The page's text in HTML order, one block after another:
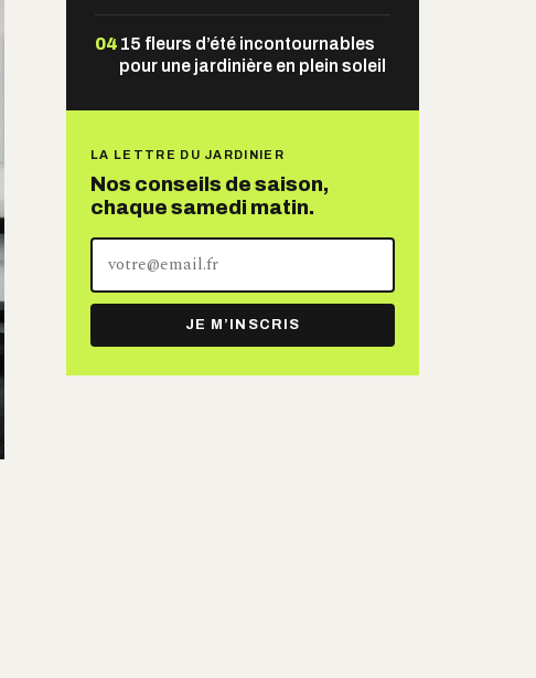
04 15 fleurs d’été incontournables
pour une jardinière en plein soleil
LA LETTRE DU JARDINIER
Nos conseils de saison,
chaque samedi matin.
adresse
mail
JE M’INSCRIS